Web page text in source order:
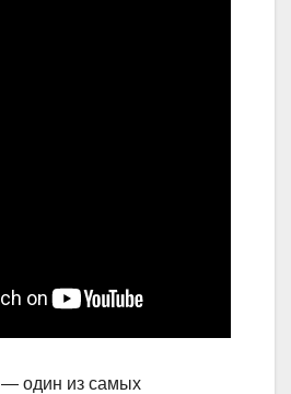
— один из самых